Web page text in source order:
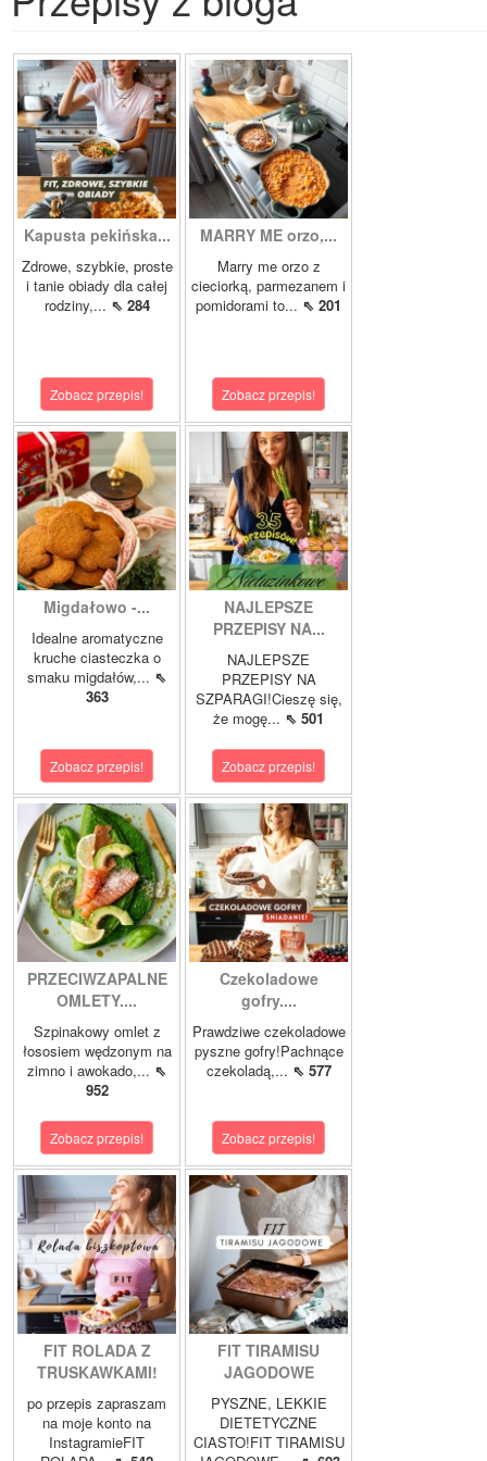
Kapusta pekińska...
Zdrowe, szybkie, proste
i tanie obiady dla całej
rodziny,... ⇖ 284
Zobacz przepis!
MARRY ME orzo,...
Marry me orzo z
cieciorką, parmezanem i
pomidorami to... ⇖ 201
Zobacz przepis!
Migdałowo -...
Idealne aromatyczne
kruche ciasteczka o
smaku migdałów,... ⇖
363
Zobacz przepis!
NAJLEPSZE
PRZEPISY NA...
NAJLEPSZE
PRZEPISY NA
SZPARAGI!Cieszę się,
że mogę... ⇖ 501
Zobacz przepis!
PRZECIWZAPALNE
OMLETY....
Szpinakowy omlet z
łososiem wędzonym na
zimno i awokado,... ⇖
952
Zobacz przepis!
Czekoladowe
gofry....
Prawdziwe czekoladowe
pyszne gofry!Pachnące
czekoladą,... ⇖ 577
Zobacz przepis!
FIT ROLADA Z
TRUSKAWKAMI!
po przepis zapraszam
na moje konto na
InstagramieFIT
FIT TIRAMISU
JAGODOWE
PYSZNE, LEKKIE
DIETETYCZNE
CIASTO!FIT TIRAMISU